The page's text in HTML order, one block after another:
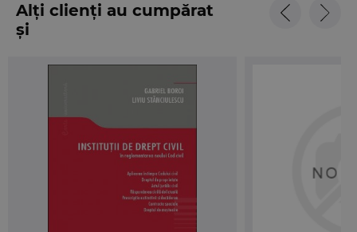
Alți clienți au cumpărat
și